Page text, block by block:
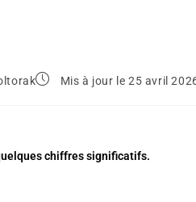
Mis à jour le 25 avril
chiffres significatifs.